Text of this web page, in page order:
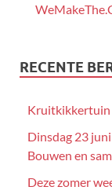
RECENTE
Kruitkikkertuin
Dinsdag 23
Bouwen en
Deze zomer